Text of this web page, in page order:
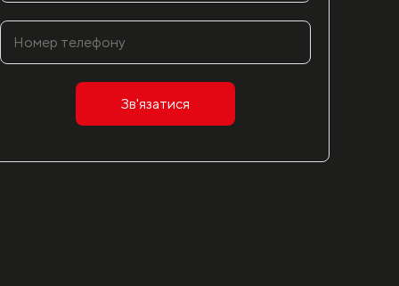
Зв'язатися